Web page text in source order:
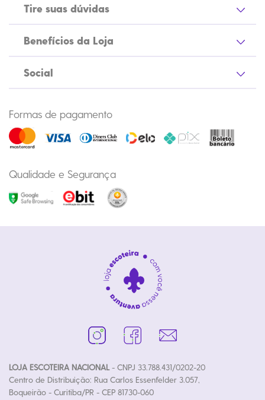
Tire suas dúvidas
Benefícios da Loja
Social
Formas de pagamento
Qualidade e Segurança
LOJA ESCOTEIRA NACIONAL- CNPJ 33.788.431/0202-20
Centro de Distribuição: Rua Carlos Essenfelder 3.057,
Boqueirão - Curitiba/PR - CEP 81730-060